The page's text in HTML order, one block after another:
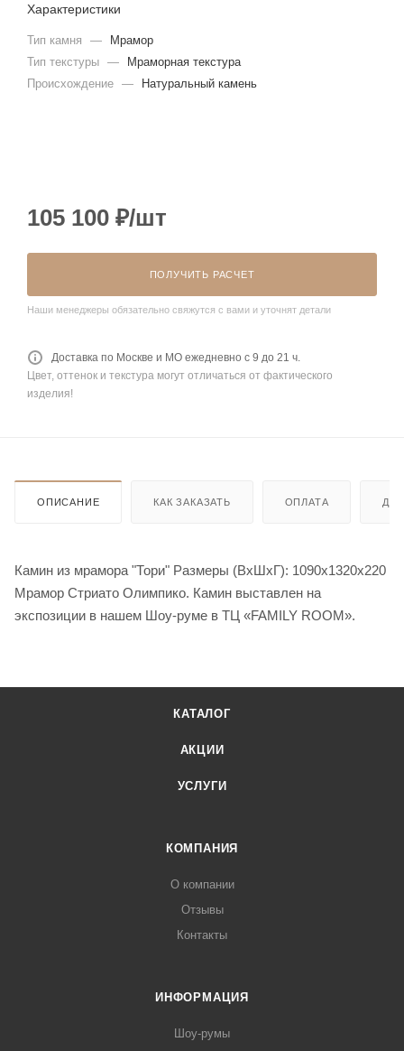
Характеристики
Тип камня —
Мрамор
Тип текстуры —
Мраморная текстура
Происхождение — Натуральный камень
105 100 ₽/шт
ПОЛУЧИТЬ РАСЧЕТ
Наши менеджеры обязательно свяжутся с вами и уточнят детали
Доставка по Москве и МО ежедневно с 9 до 21 ч.
Цвет, оттенок и текстура могут отличаться от фактического
изделия!
ОПИСАНИЕ КАК ЗАКАЗАТЬ ОПЛАТА
Камин из мрамора "Тори" Размеры (ВхШхГ): 1090х1320х220
Мрамор Стриато Олимпико. Камин выставлен на
экспозиции в нашем Шоу-руме в ТЦ «FAMILY ROOM».
КАТАЛОГ
АКЦИИ
УСЛУГИ
КОМПАНИЯ
О компании
Отзывы
Контакты
ИНФОРМАЦИЯ
Шоу-румы